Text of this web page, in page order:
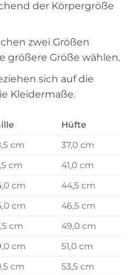
der Körpergröße
zwei Größen
größere Größe wählen.
sich auf die
Kleidermaße.
Hüfte
cm
37,0 cm
cm
41,0 cm
cm
44,5 cm
cm
46,5 cm
cm
49,0 cm
cm
51,0 cm
cm
53,5 cm